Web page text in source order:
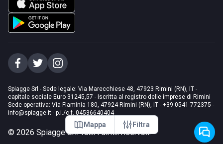
Mappa Filtra
Spiagge Srl - Sede legale: Via Marecchiese 48, 47923 Rimini (RN), IT -
capitale sociale Euro 31245,57 - Iscritta al registro delle imprese di Rimini
Sede operativa: Via Flaminia 180, 47924 Rimini (RN), IT - +39 0541 772375 -
info@spiagge.it - p.i./c.f. 04536640404
© 2026 Spiagge Srl. Tutti i diritti riservati.